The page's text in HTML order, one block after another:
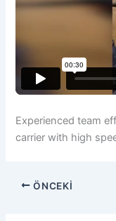
Experienced team
carrier with high
ÖNCEKI